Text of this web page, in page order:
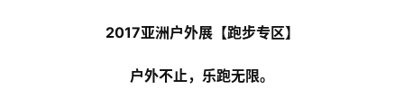
2017亚洲户外展【跑步专区】
户外不止，乐跑无限。